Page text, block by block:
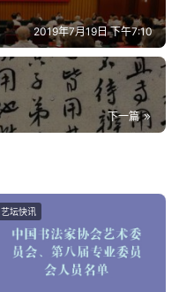
2019年7月19日 下午7:10
下一篇
艺坛快讯